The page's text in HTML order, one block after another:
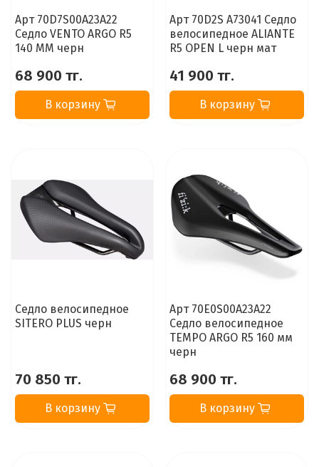
Арт 70D7S00A23A22
Седло VENTO ARGO R5
140 MM черн
68 900 тг.
В корзину
Арт 70D2S A73041 Седло
велосипедное ALIANTE
R5 OPEN L черн мат
41 900 тг.
В корзину
Седло велосипедное
SITERO PLUS черн
70 850 тг.
В корзину
Арт 70E0S00A23A22
Седло велосипедное
TEMPO ARGO R5 160 мм
черн
68 900 тг.
В корзину